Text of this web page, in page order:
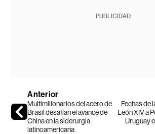
PUBLICIDAD
Anterior
Multimillonarios del acero de
Brasil desafían el avance de
China en la siderurgia
latinoamericana
Fechas de
León XIV a
Uruguay